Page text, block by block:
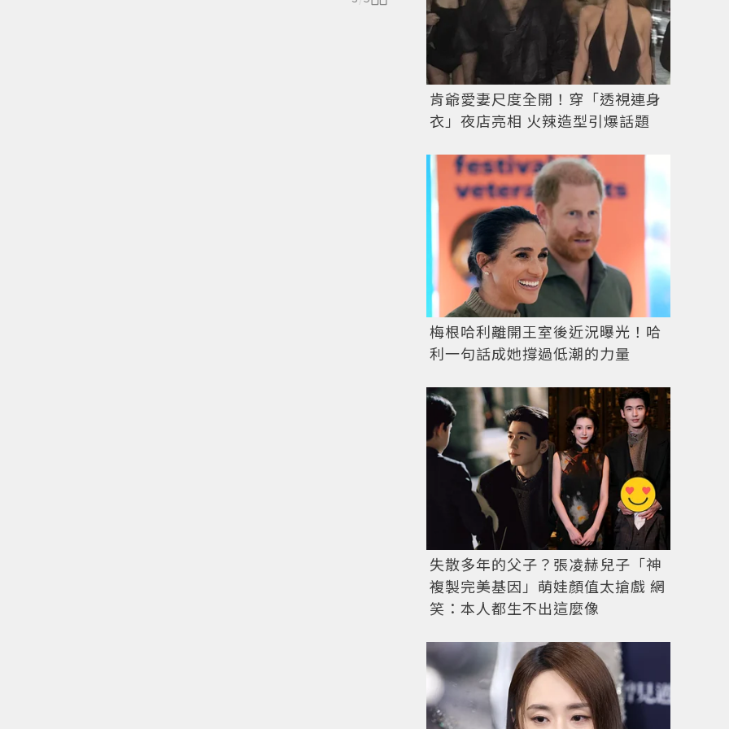
肯爺愛妻尺度全開！穿「透視連身
衣」夜店亮相 火辣造型引爆話題
梅根哈利離開王室後近況曝光！哈
利一句話成她撐過低潮的力量
失散多年的父子？張凌赫兒子「神
複製完美基因」萌娃顏值太搶戲 網
笑：本人都生不出這麼像